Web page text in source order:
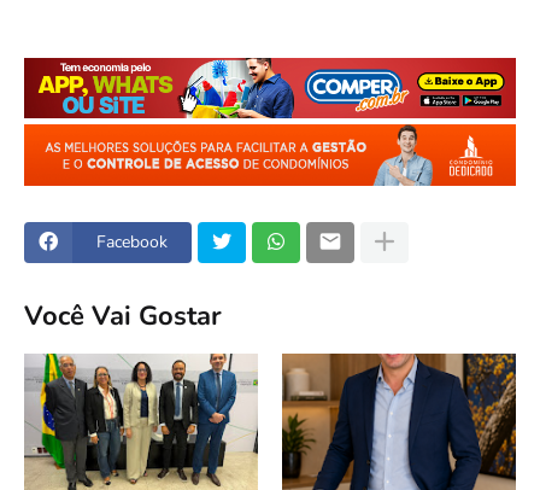
Facebook
Você Vai Gostar